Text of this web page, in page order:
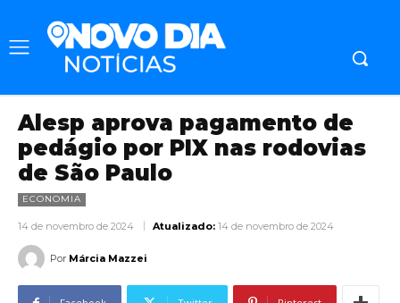
Alesp aprova pagamento de
pedágio por PIX nas rodovias
de São Paulo
ECONOMIA
14 de novembro de 2024 Atualizado: 14 de novembro de 2024
Por Márcia Mazzei